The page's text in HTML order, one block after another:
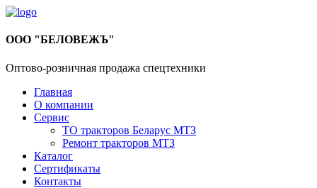
ООО "БЕЛОВЕЖЪ"
Оптово-розничная продажа спецтехники
Главная
О компании
Сервис
ТО тракторов Беларус МТЗ
Ремонт тракторов МТЗ
Каталог
Сертификаты
Контакты